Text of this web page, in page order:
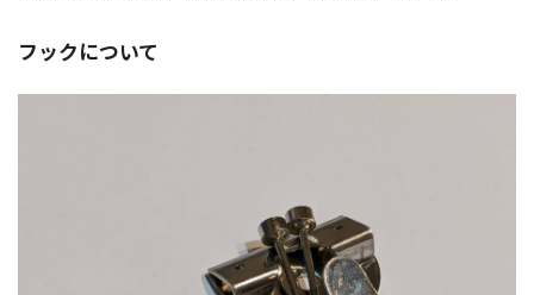
フックについて